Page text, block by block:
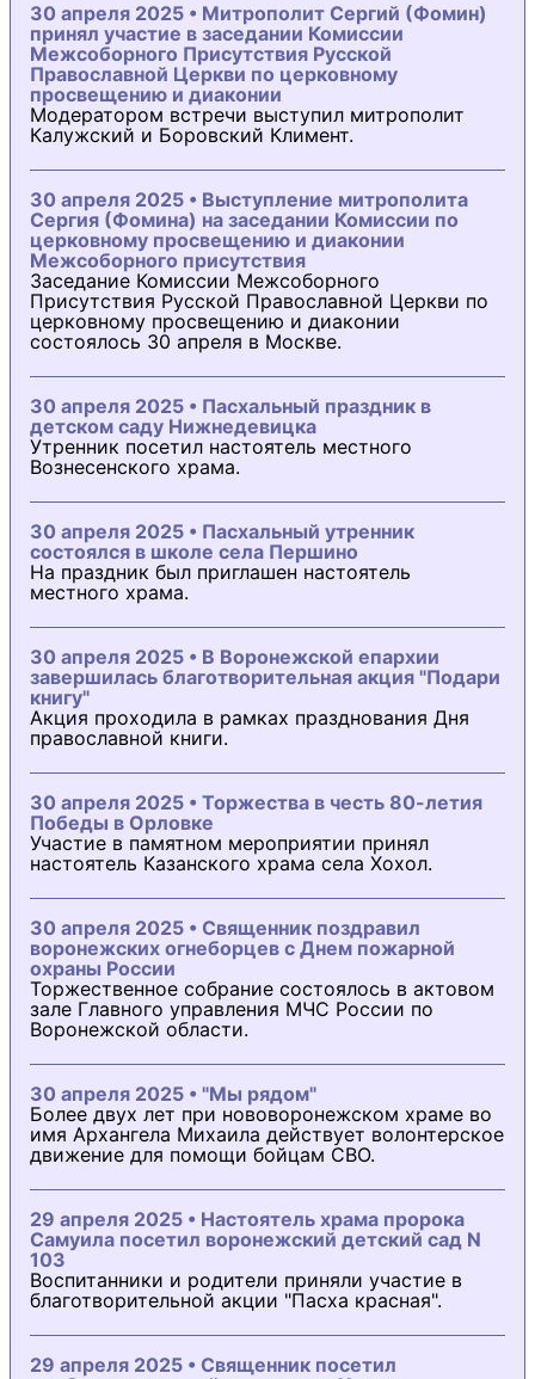
30 апреля 2025 • Митрополит Сергий (Фомин)
принял участие в заседании Комиссии
Межсоборного Присутствия Русской
Православной Церкви по церковному
просвещению и диаконии
Модератором встречи выступил митрополит
Калужский и Боровский Климент.
30 апреля 2025 • Выступление митрополита
Сергия (Фомина) на заседании Комиссии по
церковному просвещению и диаконии
Межсоборного присутствия
Заседание Комиссии Межсоборного
Присутствия Русской Православной Церкви по
церковному просвещению и диаконии
состоялось 30 апреля в Москве.
30 апреля 2025 • Пасхальный праздник в
детском саду Нижнедевицка
Утренник посетил настоятель местного
Вознесенского храма.
30 апреля 2025 • Пасхальный утренник
состоялся в школе села Першино
На праздник был приглашен настоятель
местного храма.
30 апреля 2025 • В Воронежской епархии
завершилась благотворительная акция "Подари
книгу"
Акция проходила в рамках празднования Дня
православной книги.
30 апреля 2025 • Торжества в честь 80-летия
Победы в Орловке
Участие в памятном мероприятии принял
настоятель Казанского храма села Хохол.
30 апреля 2025 • Священник поздравил
воронежских огнеборцев с Днем пожарной
охраны России
Торжественное собрание состоялось в актовом
зале Главного управления МЧС России по
Воронежской области.
30 апреля 2025 • "Мы рядом"
Более двух лет при нововоронежском храме во
имя Архангела Михаила действует волонтерское
движение для помощи бойцам СВО.
29 апреля 2025 • Настоятель храма пророка
Самуила посетил воронежский детский сад N
103
Воспитанники и родители приняли участие в
благотворительной акции "Пасха красная".
29 апреля 2025 • Священник посетил